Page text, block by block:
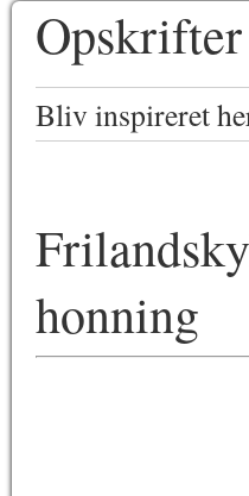
Bliv inspireret
honning